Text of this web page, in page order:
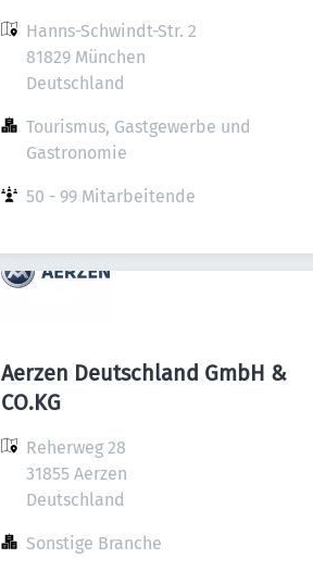
Hanns-Schwindt-Str. 2
81829 München
Deutschland
Tourismus, Gastgewerbe und
Gastronomie
50 - 99 Mitarbeitende
Aerzen Deutschland GmbH &
CO.KG
Reherweg 28
31855 Aerzen
Deutschland
Sonstige Branche